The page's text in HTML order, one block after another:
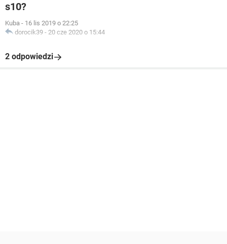
s10?
Kuba - 16 lis 2019 o 22:25
dorocik39 - 20 cze 2020 o 15:44
2 odpowiedzi